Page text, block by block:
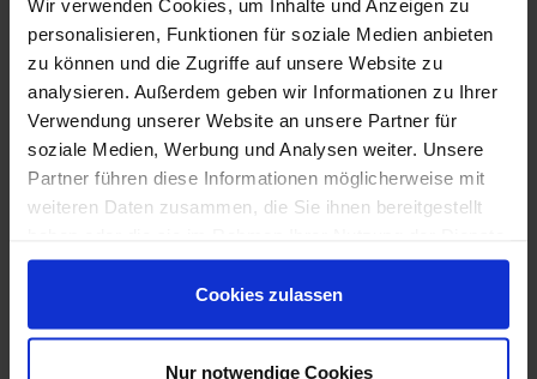
Wir verwenden Cookies, um Inhalte und Anzeigen zu
personalisieren, Funktionen für soziale Medien anbieten
zu können und die Zugriffe auf unsere Website zu
analysieren. Außerdem geben wir Informationen zu Ihrer
Verwendung unserer Website an unsere Partner für
soziale Medien, Werbung und Analysen weiter. Unsere
Partner führen diese Informationen möglicherweise mit
weiteren Daten zusammen, die Sie ihnen bereitgestellt
gesammelt haben.
Cookies zulassen
Nur notwendige Cookies
Weitere Serien von Emilceramica
Fliesenkleber